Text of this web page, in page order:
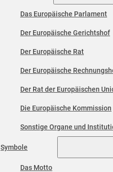
Das Europäische Parlament
Der Europäische Gerichtshof
Der Europäische Rat
Der Europäische
Der Rat der Europäischen
Die Europäische Kommission
Sonstige Organe und
Symbole
Das Motto